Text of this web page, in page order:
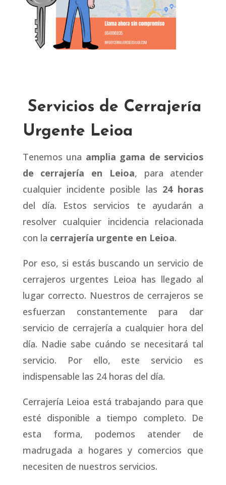
Servicios de Cerrajería
Urgente Leioa
Tenemos una amplia gama de servicios
de cerrajería en Leioa, para atender
cualquier incidente posible las 24 horas
del día. Estos servicios te ayudarán a
resolver cualquier incidencia relacionada
con la cerrajería urgente en Leioa.
Por eso, si estás buscando un servicio de
cerrajeros urgentes Leioa has llegado al
lugar correcto. Nuestros de cerrajeros se
esfuerzan constantemente para dar
servicio de cerrajería a cualquier hora del
día. Nadie sabe cuándo se necesitará tal
servicio. Por ello, este servicio es
indispensable las 24 horas del día.
Cerrajería Leioa está trabajando para que
esté disponible a tiempo completo. De
esta forma, podemos atender de
madrugada a hogares y comercios que
necesiten de nuestros servicios.